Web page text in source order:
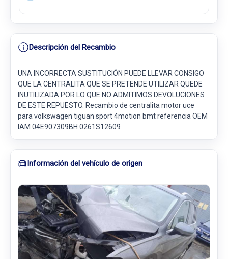
Descripción del Recambio
UNA INCORRECTA SUSTITUCIÓN PUEDE LLEVAR CONSIGO
QUE LA CENTRALITA QUE SE PRETENDE UTILIZAR QUEDE
INUTILIZADA POR LO QUE NO ADMITIMOS DEVOLUCIONES
DE ESTE REPUESTO. Recambio de centralita motor uce
para volkswagen tiguan sport 4motion bmt referencia OEM
IAM 04E907309BH 0261S12609
Información del vehículo de origen